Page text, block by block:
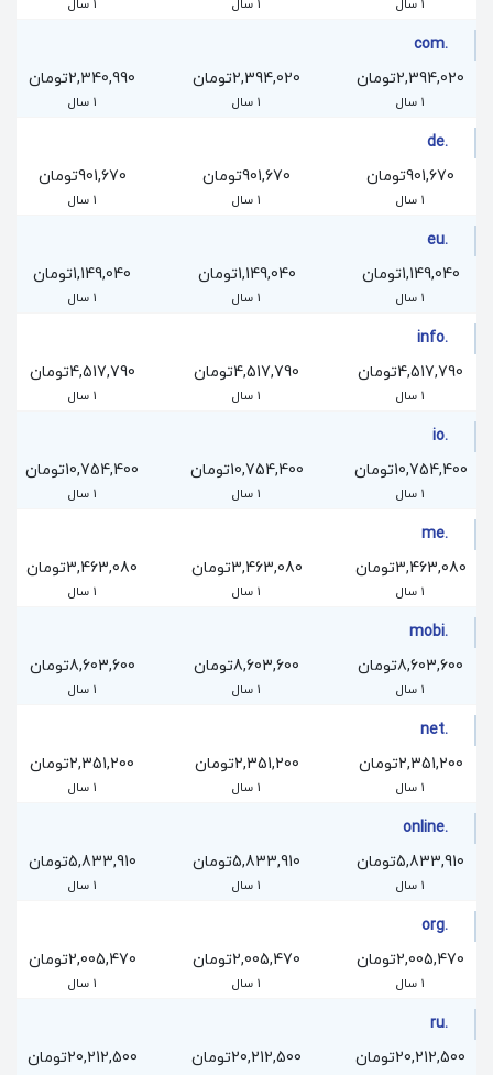
1 سال 1 سال 1 سال
.com
2,394,020تومان
1 سال
2,394,020تومان
1 سال
2,340,990تومان
1 سال
.de
901,670تومان
1 سال
901,670تومان
1 سال
901,670تومان
1 سال
.eu
1,149,040تومان
1 سال
1,149,040تومان
1 سال
1,149,040تومان
1 سال
.info
4,517,790تومان
1 سال
4,517,790تومان
1 سال
4,517,790تومان
1 سال
.io
10,754,400تومان
1 سال
10,754,400تومان
1 سال
10,754,400تومان
1 سال
.me
3,463,080تومان
1 سال
3,463,080تومان
1 سال
3,463,080تومان
1 سال
.mobi
8,603,600تومان
1 سال
8,603,600تومان
1 سال
8,603,600تومان
1 سال
.net
2,351,200تومان
1 سال
2,351,200تومان
1 سال
2,351,200تومان
1 سال
.online
5,833,910تومان
1 سال
5,833,910تومان
1 سال
5,833,910تومان
1 سال
.org
2,005,470تومان
1 سال
2,005,470تومان
1 سال
2,005,470تومان
1 سال
.ru
20,212,500تومان
20,212,500تومان 20,212,500تومان